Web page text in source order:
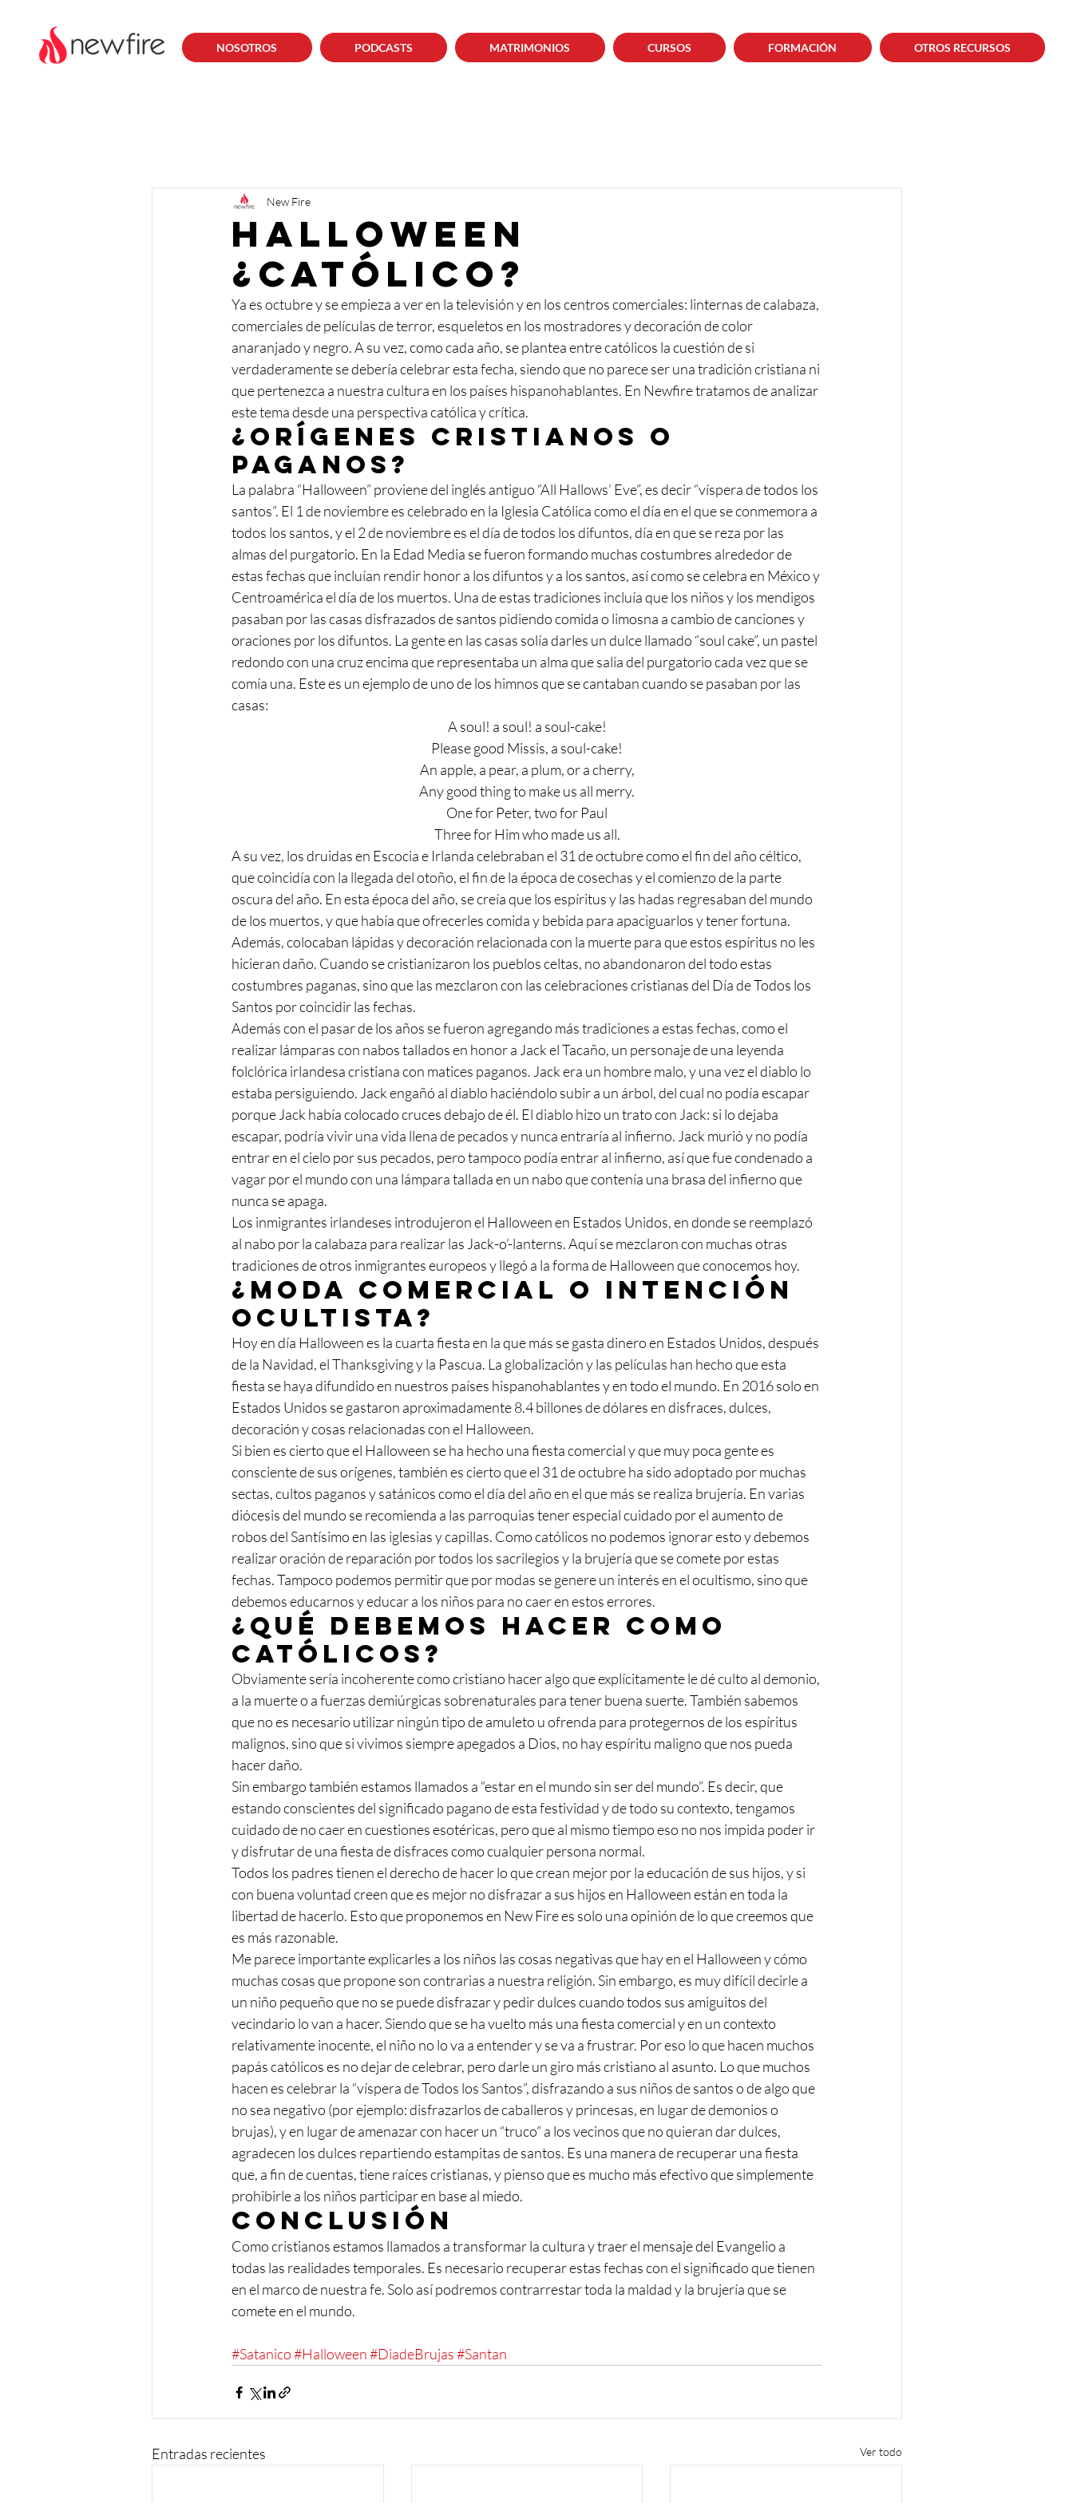
NOSOTROS PODCASTS MATRIMONIOS CURSOS FORMACIÓN OTROS RECURSOS
Halloween
¿católico?
New Fire
Ya es octubre y se empieza a ver en la televisión y en los centros comerciales: linternas de calabaza,
comerciales de películas de terror, esqueletos en los mostradores y decoración de color
anaranjado y negro. A su vez, como cada año, se plantea entre católicos la cuestión de si
verdaderamente se debería celebrar esta fecha, siendo que no parece ser una tradición cristiana ni
que pertenezca a nuestra cultura en los países hispanohablantes. En Newfire tratamos de analizar
este tema desde una perspectiva católica y crítica.
¿Orígenes cristianos o
paganos?
La palabra “Halloween” proviene del inglés antiguo “All Hallows’ Eve”, es decir “víspera de todos los
santos”. El 1 de noviembre es celebrado en la Iglesia Católica como el día en el que se conmemora a
todos los santos, y el 2 de noviembre es el día de todos los difuntos, día en que se reza por las
almas del purgatorio. En la Edad Media se fueron formando muchas costumbres alrededor de
estas fechas que incluían rendir honor a los difuntos y a los santos, así como se celebra en México y
Centroamérica el día de los muertos. Una de estas tradiciones incluía que los niños y los mendigos
pasaban por las casas disfrazados de santos pidiendo comida o limosna a cambio de canciones y
oraciones por los difuntos. La gente en las casas solía darles un dulce llamado “soul cake”, un pastel
redondo con una cruz encima que representaba un alma que salía del purgatorio cada vez que se
comía una. Este es un ejemplo de uno de los himnos que se cantaban cuando se pasaban por las
casas:
A soul! a soul! a soul-cake!
Please good Missis, a soul-cake!
An apple, a pear, a plum, or a cherry,
Any good thing to make us all merry.
One for Peter, two for Paul
Three for Him who made us all.
A su vez, los druidas en Escocia e Irlanda celebraban el 31 de octubre como el fin del año céltico,
que coincidía con la llegada del otoño, el fin de la época de cosechas y el comienzo de la parte
oscura del año. En esta época del año, se creía que los espíritus y las hadas regresaban del mundo
de los muertos, y que había que ofrecerles comida y bebida para apaciguarlos y tener fortuna.
Además, colocaban lápidas y decoración relacionada con la muerte para que estos espíritus no les
hicieran daño. Cuando se cristianizaron los pueblos celtas, no abandonaron del todo estas
costumbres paganas, sino que las mezclaron con las celebraciones cristianas del Día de Todos los
Santos por coincidir las fechas.
Además con el pasar de los años se fueron agregando más tradiciones a estas fechas, como el
realizar lámparas con nabos tallados en honor a Jack el Tacaño, un personaje de una leyenda
folclórica irlandesa cristiana con matices paganos. Jack era un hombre malo, y una vez el diablo lo
estaba persiguiendo. Jack engañó al diablo haciéndolo subir a un árbol, del cual no podía escapar
porque Jack había colocado cruces debajo de él. El diablo hizo un trato con Jack: si lo dejaba
escapar, podría vivir una vida llena de pecados y nunca entraría al infierno. Jack murió y no podía
entrar en el cielo por sus pecados, pero tampoco podía entrar al infierno, así que fue condenado a
vagar por el mundo con una lámpara tallada en un nabo que contenía una brasa del infierno que
nunca se apaga.
Los inmigrantes irlandeses introdujeron el Halloween en Estados Unidos, en donde se reemplazó
al nabo por la calabaza para realizar las Jack-o’-lanterns. Aquí se mezclaron con muchas otras
tradiciones de otros inmigrantes europeos y llegó a la forma de Halloween que conocemos hoy.
¿Moda comercial o intención
ocultista?
Hoy en día Halloween es la cuarta fiesta en la que más se gasta dinero en Estados Unidos, después
de la Navidad, el Thanksgiving y la Pascua. La globalización y las películas han hecho que esta
fiesta se haya difundido en nuestros países hispanohablantes y en todo el mundo. En 2016 solo en
Estados Unidos se gastaron aproximadamente 8.4 billones de dólares en disfraces, dulces,
decoración y cosas relacionadas con el Halloween.
Si bien es cierto que el Halloween se ha hecho una fiesta comercial y que muy poca gente es
consciente de sus orígenes, también es cierto que el 31 de octubre ha sido adoptado por muchas
sectas, cultos paganos y satánicos como el día del año en el que más se realiza brujería. En varias
diócesis del mundo se recomienda a las parroquias tener especial cuidado por el aumento de
robos del Santísimo en las iglesias y capillas. Como católicos no podemos ignorar esto y debemos
realizar oración de reparación por todos los sacrilegios y la brujería que se comete por estas
fechas. Tampoco podemos permitir que por modas se genere un interés en el ocultismo, sino que
debemos educarnos y educar a los niños para no caer en estos errores.
¿Qué debemos hacer como
católicos?
Obviamente sería incoherente como cristiano hacer algo que explícitamente le dé culto al demonio,
a la muerte o a fuerzas demiúrgicas sobrenaturales para tener buena suerte. También sabemos
que no es necesario utilizar ningún tipo de amuleto u ofrenda para protegernos de los espíritus
malignos, sino que si vivimos siempre apegados a Dios, no hay espíritu maligno que nos pueda
hacer daño.
Sin embargo también estamos llamados a “estar en el mundo sin ser del mundo”. Es decir, que
estando conscientes del significado pagano de esta festividad y de todo su contexto, tengamos
cuidado de no caer en cuestiones esotéricas, pero que al mismo tiempo eso no nos impida poder ir
y disfrutar de una fiesta de disfraces como cualquier persona normal.
Todos los padres tienen el derecho de hacer lo que crean mejor por la educación de sus hijos, y si
con buena voluntad creen que es mejor no disfrazar a sus hijos en Halloween están en toda la
libertad de hacerlo. Esto que proponemos en New Fire es solo una opinión de lo que creemos que
es más razonable.
Me parece importante explicarles a los niños las cosas negativas que hay en el Halloween y cómo
muchas cosas que propone son contrarias a nuestra religión. Sin embargo, es muy difícil decirle a
un niño pequeño que no se puede disfrazar y pedir dulces cuando todos sus amiguitos del
vecindario lo van a hacer. Siendo que se ha vuelto más una fiesta comercial y en un contexto
relativamente inocente, el niño no lo va a entender y se va a frustrar. Por eso lo que hacen muchos
papás católicos es no dejar de celebrar, pero darle un giro más cristiano al asunto. Lo que muchos
hacen es celebrar la “víspera de Todos los Santos”, disfrazando a sus niños de santos o de algo que
no sea negativo (por ejemplo: disfrazarlos de caballeros y princesas, en lugar de demonios o
brujas), y en lugar de amenazar con hacer un “truco” a los vecinos que no quieran dar dulces,
agradecen los dulces repartiendo estampitas de santos. Es una manera de recuperar una fiesta
que, a fin de cuentas, tiene raíces cristianas, y pienso que es mucho más efectivo que simplemente
prohibirle a los niños participar en base al miedo.
Conclusión
Como cristianos estamos llamados a transformar la cultura y traer el mensaje del Evangelio a
todas las realidades temporales. Es necesario recuperar estas fechas con el significado que tienen
en el marco de nuestra fe. Solo así podremos contrarrestar toda la maldad y la brujería que se
comete en el mundo.
#Satanico#Halloween#DiadeBrujas#Santan
Entradas recientes Ver todo